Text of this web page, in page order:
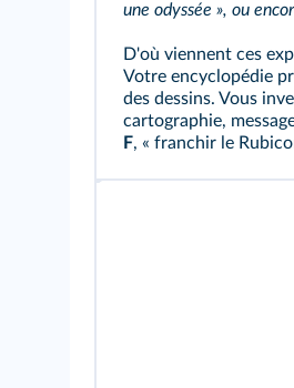
une odyssée », ou
D'où viennent ces
Votre encyclopédie
des dessins. Vous
cartographie,
F, « franchir le